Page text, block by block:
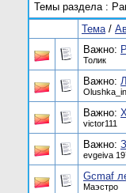
Темы раздела:
Тема/
Важно:
Толик
Важно:
Важно:
victor111
Важно:
evgeiva
Gcmaf
Маэстро